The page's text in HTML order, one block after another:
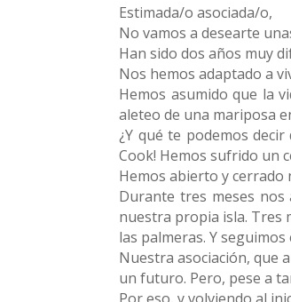
Estimada/o asociada/o,
No vamos a desearte
Han sido dos años muy
Nos hemos adaptado a
Hemos asumido que la
aleteo de una mariposa
¿Y qué te podemos
Cook! Hemos sufrido un
Hemos abierto y
Durante tres meses
nuestra propia isla. Tres
las palmeras. Y
Nuestra asociación, que
un futuro. Pero, pese a